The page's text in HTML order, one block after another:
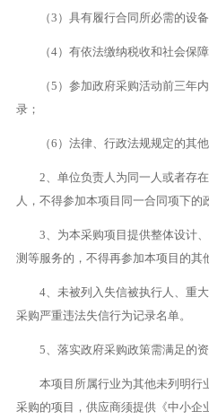
（3）具有履行合同所必需的设
（4）有依法缴纳税收和社会保
（5）参加政府采购活动前三年
录；
（6）法律、行政法规规定的其他
2、单位负责人为同一人或者存
人，不得参加本项目同一合同项下的
3、为本采购项目提供整体设计
测等服务的，不得再参加本项目的其
4、未被列入失信被执行人、重
采购严重违法失信行为记录名单。
5、落实政府采购政策需满足的资
本项目所属行业为其他未列明行
采购的项目，供应商须提供《中小企